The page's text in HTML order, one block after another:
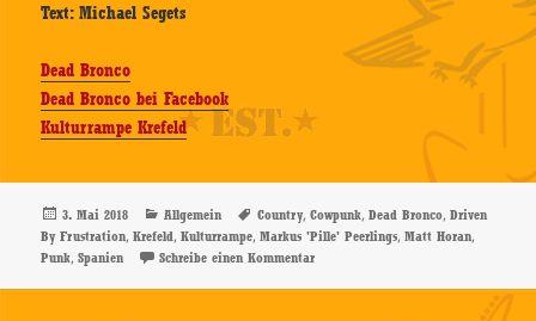
Text: Michael Segets
Dead Bronco
Dead Bronco bei Facebook
Kulturrampe Krefeld
Veröffentlicht
am
3. Mai 2018 Kategorien
Allgemein Schlagwörter
Country,Cowpunk,Dead Bronco,Driven
By Frustration,Krefeld,Kulturrampe,Markus 'Pille' Peerlings,Matt Horan,
Punk,Spanien Schreibe einen Kommentarzu Dead Bronco – 02.05.2018,